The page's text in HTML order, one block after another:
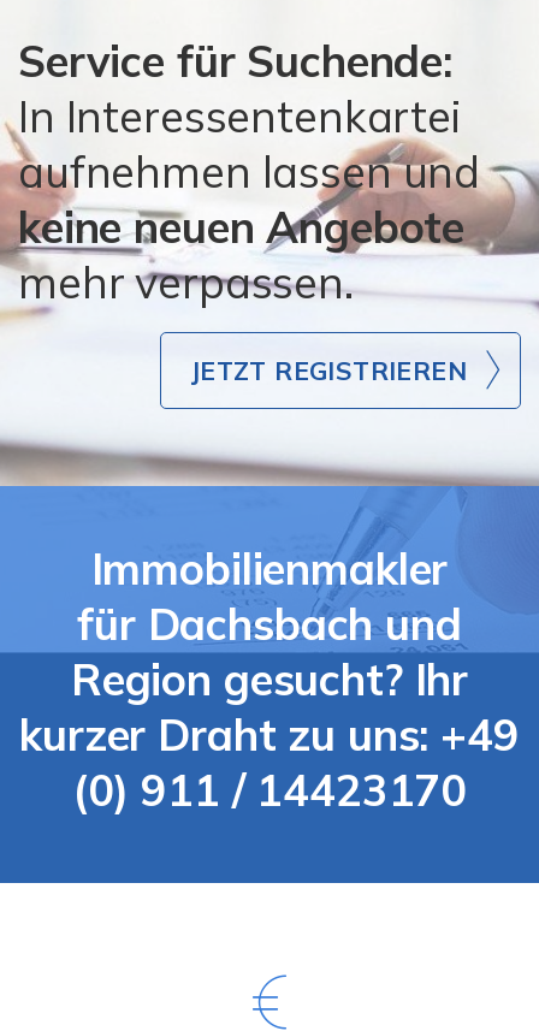
Service für Suchende:
In Interessentenkartei
aufnehmen lassen und
keine neuen Angebote
mehr verpassen.
JETZT REGISTRIEREN
Immobilienmakler
für Dachsbach und
Region gesucht? Ihr
kurzer Draht zu uns: +49
(0) 911 / 14423170